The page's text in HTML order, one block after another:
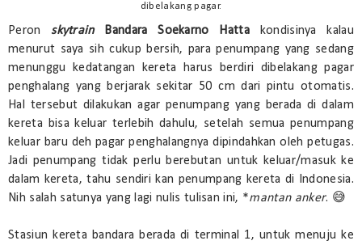
dibelakang pagar.
Peron skytrain Bandara Soekarno Hatta
kondisinya kalau
menurut saya sih cukup bersih, para penumpang yang sedang
menunggu kedatangan kereta harus berdiri dibelakang pagar
penghalang yang berjarak sekitar 50 cm dari pintu otomatis.
Hal tersebut dilakukan agar penumpang yang berada di dalam
kereta bisa keluar terlebih dahulu, setelah semua penumpang
keluar baru deh pagar penghalangnya dipindahkan oleh petugas.
Jadi penumpang tidak perlu berebutan untuk keluar/masuk ke
dalam kereta, tahu sendiri kan penumpang kereta di Indonesia.
Nih salah satunya yang lagi nulis tulisan ini, *mantan anker. 😅
Stasiun kereta bandara berada di terminal 1, untuk menuju ke